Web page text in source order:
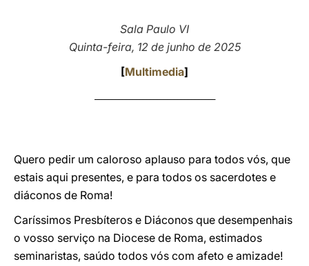
Sala Paulo VI
Quinta-feira, 12 de junho de 2025
[Multimedia]
Quero pedir um caloroso aplauso para todos vós, que
estais aqui presentes, e para todos os sacerdotes e
diáconos de Roma!
Caríssimos Presbíteros e Diáconos que desempenhais
o vosso serviço na Diocese de Roma, estimados
seminaristas, saúdo todos vós com afeto e amizade!